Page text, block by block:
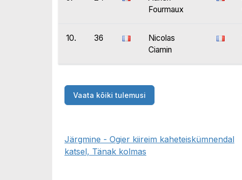
Fourmaux
10. 36
Nicolas
Ciamin
Vaata kõiki tulemusi
Järgmine - Ogier kiireim kaheteiskümnendal
katsel, Tänak kolmas